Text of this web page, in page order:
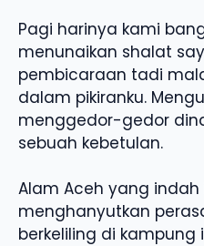
Pagi harinya kami
menunaikan shalat
pembicaraan tadi
dalam pikiranku.
menggedor-gedor
sebuah kebetulan.
Alam Aceh yang indah
menghanyutkan
berkeliling di kampung